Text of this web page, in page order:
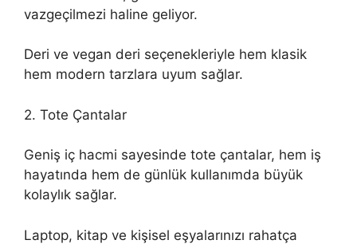
vazgeçilmezi haline geliyor.
Deri ve vegan deri seçenekleriyle hem klasik
hem modern tarzlara uyum sağlar.
2. Tote Çantalar
Geniş iç hacmi sayesinde tote çantalar, hem iş
hayatında hem de günlük kullanımda büyük
kolaylık sağlar.
Laptop, kitap ve kişisel eşyalarınızı rahatça